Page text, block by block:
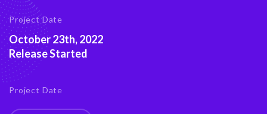
Project Date
October 23th, 2022
Release Started
Project Date